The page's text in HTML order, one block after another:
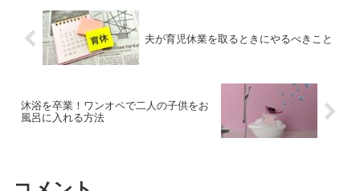
夫が育児休業を取るときにやるべきこと
沐浴を卒業！ワンオペで二人の子供をお
風呂に入れる方法